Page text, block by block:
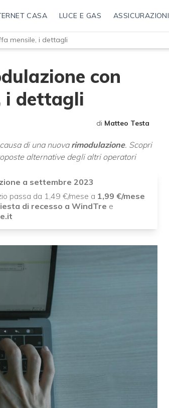
CASA LUCE E GAS ASSICURAZIONI
mensile, i dettagli
con
i dettagli
di Matteo Testa
di una nuovarimodulazione. Scopri
alternative degli altri operatori
a settembre 2023
passa da 1,49 €/mese a 1,99 €/mese
di recesso a WindTre e